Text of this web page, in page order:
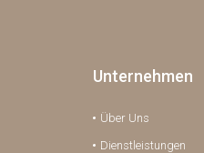
Unternehmen
Über Uns
Dienstleistungen